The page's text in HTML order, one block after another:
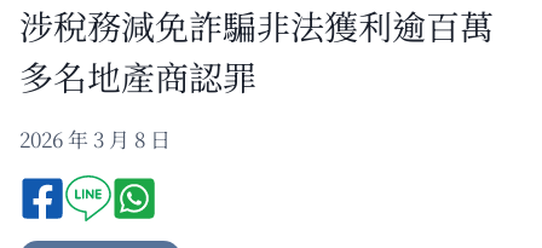
涉稅務減免詐騙非法獲利逾百萬
多名地產商認罪
2026 年 3 月 8 日